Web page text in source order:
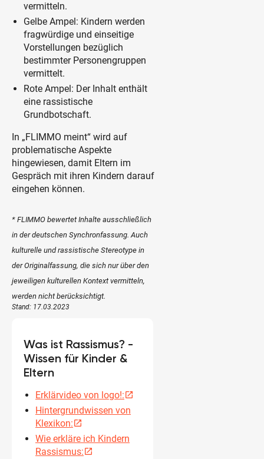
vermitteln.
Gelbe Ampel: Kindern werden
fragwürdige und einseitige
Vorstellungen bezüglich
bestimmter Personengruppen
vermittelt.
Rote Ampel: Der Inhalt enthält
eine rassistische
Grundbotschaft.
In „FLIMMO meint“ wird auf
problematische Aspekte
hingewiesen, damit Eltern im
Gespräch mit ihren Kindern darauf
eingehen können.
* FLIMMO bewertet Inhalte ausschließlich
in der deutschen Synchronfassung. Auch
kulturelle und rassistische Stereotype in
der Originalfassung, die sich nur über den
jeweiligen kulturellen Kontext vermitteln,
werden nicht berücksichtigt.
Stand: 17.03.2023
Was ist Rassismus? -
Wissen für Kinder &
Eltern
Erklärvideo von logo!:open_in_new
Hintergrundwissen von
Klexikon:open_in_new
Wie erkläre ich Kindern
Rassismus:open_in_new